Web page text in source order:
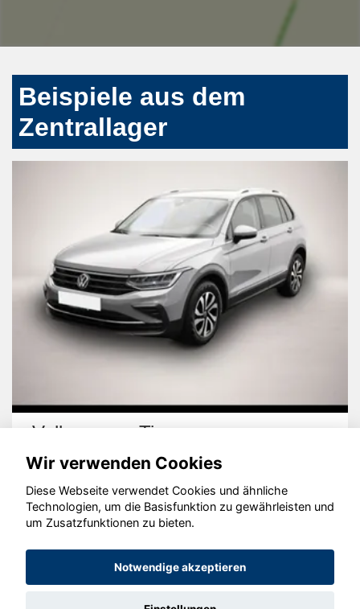
Beispiele aus dem
Zentrallager
Volkswagen Tiguan
© konjunkturmotor.de GmbH 2020 - 2026
Wir verwenden Cookies
Diese Webseite verwendet Cookies und ähnliche
Technologien, um die Basisfunktion zu gewährleisten und
um Zusatzfunktionen zu bieten.
Notwendige akzeptieren